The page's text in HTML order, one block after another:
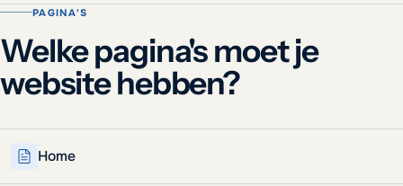
PAGINA'S
Welke pagina's moet je
website hebben?
Home